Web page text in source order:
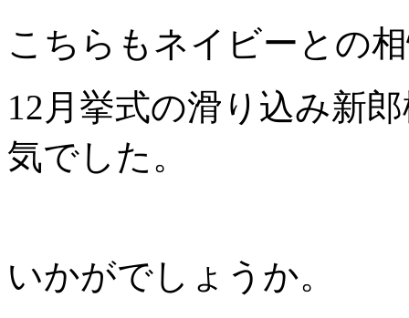
こちらもネイビーとの
12月挙式の滑り込み新
気でした。
いかがでしょうか。